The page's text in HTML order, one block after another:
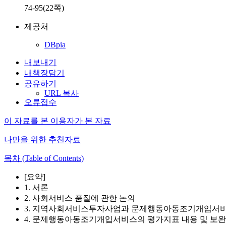
74-95(22쪽)
제공처
DBpia
내보내기
내책장담기
공유하기
URL 복사
오류접수
이 자료를 본 이용자가 본 자료
나만을 위한 추천자료
목차 (Table of Contents)
[요약]
1. 서론
2. 사회서비스 품질에 관한 논의
3. 지역사회서비스투자사업과 문제행동아동조기개입서
4. 문제행동아동조기개입서비스의 평가지표 내용 및 보